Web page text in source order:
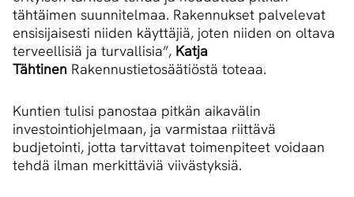
tähtäimen suunnitelmaa. Rakennukset palvelevat
ensisijaisesti niiden käyttäjiä, joten niiden on oltava
terveellisiä ja turvallisia”, Katja
Tähtinen Rakennustietosäätiöstä toteaa.
Kuntien tulisi panostaa pitkän aikavälin
investointiohjelmaan, ja varmistaa riittävä
budjetointi, jotta tarvittavat toimenpiteet voidaan
tehdä ilman merkittäviä viivästyksiä.